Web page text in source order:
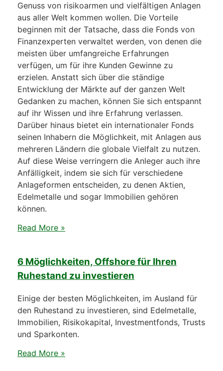
Genuss von risikoarmen und vielfältigen Anlagen
aus aller Welt kommen wollen. Die Vorteile
beginnen mit der Tatsache, dass die Fonds von
Finanzexperten verwaltet werden, von denen die
meisten über umfangreiche Erfahrungen
verfügen, um für ihre Kunden Gewinne zu
erzielen. Anstatt sich über die ständige
Entwicklung der Märkte auf der ganzen Welt
Gedanken zu machen, können Sie sich entspannt
auf ihr Wissen und ihre Erfahrung verlassen.
Darüber hinaus bietet ein internationaler Fonds
seinen Inhabern die Möglichkeit, mit Anlagen aus
mehreren Ländern die globale Vielfalt zu nutzen.
Auf diese Weise verringern die Anleger auch ihre
Anfälligkeit, indem sie sich für verschiedene
Anlageformen entscheiden, zu denen Aktien,
Edelmetalle und sogar Immobilien gehören
können.
Read More »
6 Möglichkeiten, Offshore für Ihren
Ruhestand zu investieren
Einige der besten Möglichkeiten, im Ausland für
den Ruhestand zu investieren, sind Edelmetalle,
Immobilien, Risikokapital, Investmentfonds, Trusts
und Sparkonten.
Read More »